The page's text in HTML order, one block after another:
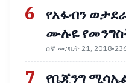
6
የአፋብን
ሙሉዬ
ሰኞ መጋቢት 21, 2018•
7
የቤጂንግ